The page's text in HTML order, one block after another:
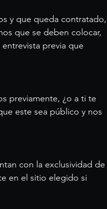
y que queda contratado,
que se deben colocar,
previa que
previamente, ¿o a ti te
este sea público y nos
con la exclusividad de
en el sitio elegido si